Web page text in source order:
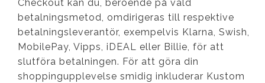
Checkout kan du, beroende på vald
betalningsmetod, omdirigeras till respektive
betalningsleverantör, exempelvis Klarna, Swish,
MobilePay, Vipps, iDEAL eller Billie, för att
slutföra betalningen. För att göra din
shoppingupplevelse smidig inkluderar Kustom